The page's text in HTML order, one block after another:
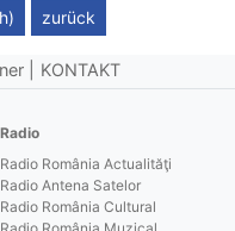
zurück
KONTAKT
Radio
Radio România Actualităţi
Radio Antena Satelor
Radio România Cultural